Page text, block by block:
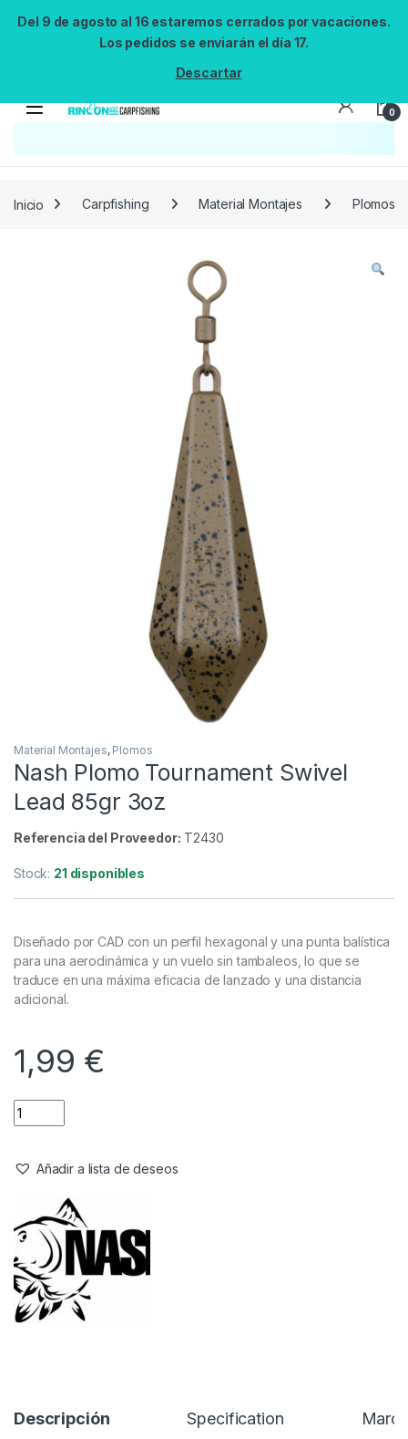
Del 9 de agosto al 16 estaremos cerrados por vacaciones.
Los pedidos se enviarán el día 17.
Descartar
0
Inténtalo de nuevo.
Reintentar
Material Montajes
Material Montajes,Plomos
Nash Plomo Tournament Swivel
Referencia del Proveedor:
Diseñado por CAD con un perfil hexagonal y una punta balística
traduce en una máxima eficacia de lanzado y una distancia
adicional.
1,99€